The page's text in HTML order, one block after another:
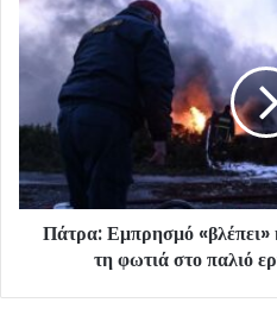
Πάτρα: Εμπρησμό
τη φωτιά στο παλιό